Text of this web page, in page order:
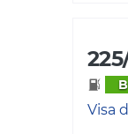
B
Visa